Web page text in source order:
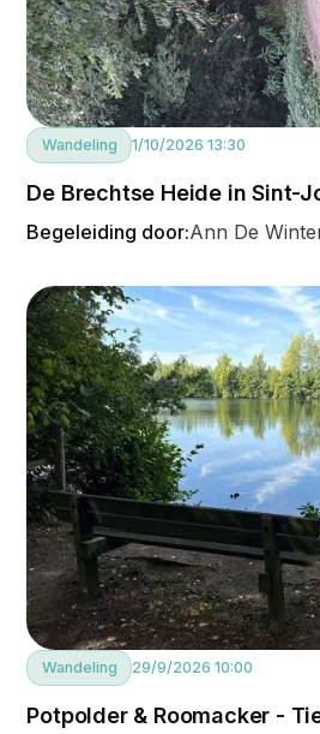
Wandeling 1/10/2026 13:30
De Brechtse Heide in Sint-
Begeleiding door:Ann De
Wandeling 29/9/2026 10:00
Potpolder & Roomacker -